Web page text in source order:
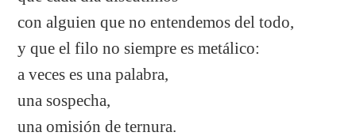
con alguien que no entendemos del todo,
y que el filo no siempre es metálico:
a veces es una palabra,
una sospecha,
una omisión de ternura.